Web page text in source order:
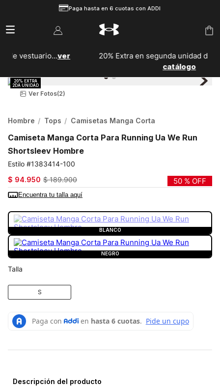
Paga hasta en 6 cuotas con ADDI
20% Extra en segunda unidad de calzado... Ver
Ver Fotos(2)
Hombre Tops Camisetas Manga Corta
Camiseta Manga Corta Para Running Ua We Run
Shortsleev Hombre
1383414-100
$ 94.950 $ 189.900 50 % OFF
Encuentra tu talla aquí
BLANCO
NEGRO
Talla
S
Descripción del producto